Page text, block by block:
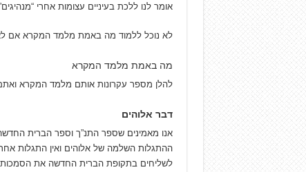
אומר לנו ללכת בעיניים עצומות אחרי
לא נוכל ללמוד מה באמת מלמד המקרא אם לא
מה באמת מלמד המקרא
להלן מספר עקרונות אותם מלמד המקרא
דבר אלוהים
אנו מאמינים שספר התנ”ך וספר הברית
ההתגלות השלמה של אלוהים ואין התגלות
לשליחים בתקופת הברית החדשה את הסמכות